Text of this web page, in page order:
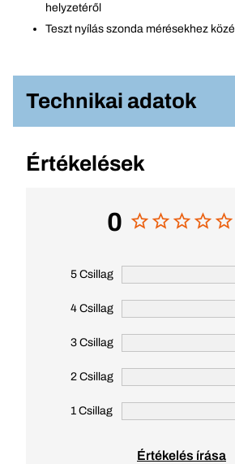
helyzetéről
Teszt nyílás szonda mérésekhez
Technikai adatok
Értékelések
0
5 Csillag
4 Csillag
3 Csillag
2 Csillag
1 Csillag
Értékelés írása